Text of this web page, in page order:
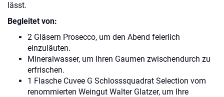
lässt.
Begleitet von:
2 Gläsern Prosecco, um den Abend feierlich
einzuläuten.
Mineralwasser, um Ihren Gaumen zwischendurch zu
erfrischen.
1 Flasche Cuvee G Schlosssquadrat Selection vom
renommierten Weingut Walter Glatzer, um Ihre